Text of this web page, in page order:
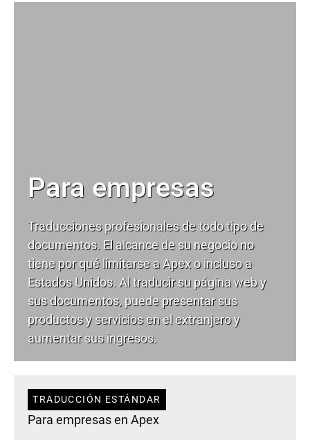
Para empresas
Traducciones profesionales de todo tipo de
documentos. El alcance de su negocio no
tiene por qué limitarse a Apex o incluso a
Estados Unidos. Al traducir su página web y
sus documentos, puede presentar sus
productos y servicios en el extranjero y
aumentar sus ingresos.
TRADUCCIÓN ESTÁNDAR
Para empresas en Apex